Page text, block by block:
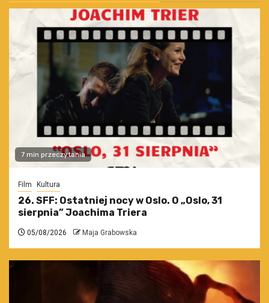
7 min przeczytania
Film Kultura
26. SFF: Ostatniej nocy w Oslo. O „Oslo, 31
sierpnia” Joachima Triera
05/08/2026 Maja Grabowska